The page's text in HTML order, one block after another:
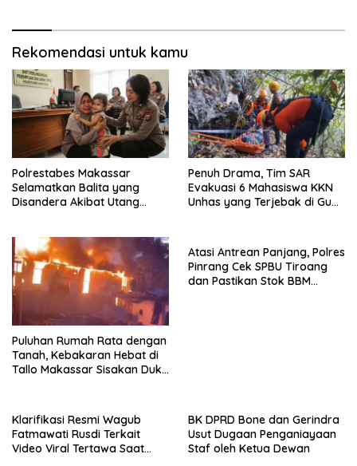
Rekomendasi untuk kamu
Polrestabes Makassar
Selamatkan Balita yang
Disandera Akibat Utang
Penuh Drama, Tim SAR
Evakuasi 6 Mahasiswa KKN
Unhas yang Terjebak di Gua
Puluhan Rumah Rata dengan
Tanah, Kebakaran Hebat di
Tallo Makassar Sisakan Duka
Atasi Antrean Panjang, Polres
Pinrang Cek SPBU Tiroang
dan Pastikan Stok BBM
Klarifikasi Resmi Wagub
Fatmawati Rusdi Terkait
Video Viral Tertawa Saat
BK DPRD Bone dan Gerindra
Usut Dugaan Penganiayaan
Staf oleh Ketua Dewan